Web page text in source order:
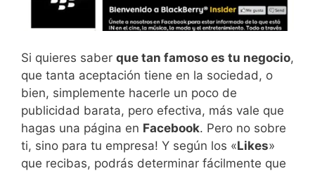
Si quieres saber que tan famoso es tu negocio,
que tanta aceptación tiene en la sociedad, o
bien, simplemente hacerle un poco de
publicidad barata, pero efectiva, más vale que
hagas una página en Facebook. Pero no sobre
ti, sino para tu empresa! Y según los «Likes»
que recibas, podrás determinar fácilmente que